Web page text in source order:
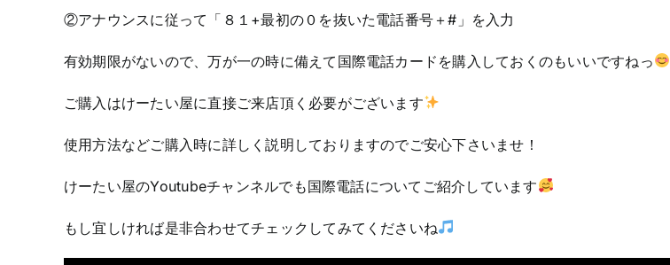
②アナウンスに従って「８１+最初の０を抜いた電話番号＋#」を入力
有効期限がないので、万が一の時に備えて国際電話カードを購入しておくのもいいですねっ
ご購入はけーたい屋に直接ご来店頂く必要がございます
使用方法などご購入時に詳しく説明しておりますのでご安心下さいませ！
けーたい屋のYoutubeチャンネルでも国際電話についてご紹介しています
もし宜しければ是非合わせてチェックしてみてくださいね